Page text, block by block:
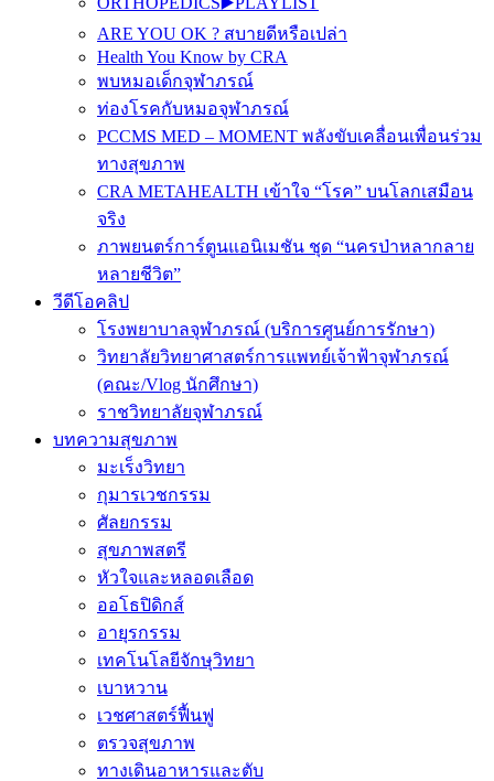
ARE YOU OK ? สบายดีหรือเปล่า
Health You Know by CRA
พบหมอเด็กจุฬาภรณ์
ท่องโรคกับหมอจุฬาภรณ์
PCCMS MED – MOMENT พลังขับเคลื่อนเพื่อนร่วม
ทางสุขภาพ
CRA METAHEALTH เข้าใจ “โรค” บนโลกเสมือน
จริง
ภาพยนตร์การ์ตูนแอนิเมชัน ชุด “นครป่าหลากลาย
หลายชีวิต”
วีดีโอคลิป
โรงพยาบาลจุฬาภรณ์ (บริการศูนย์การรักษา)
วิทยาลัยวิทยาศาสตร์การแพทย์เจ้าฟ้าจุฬาภรณ์
(คณะ/Vlog นักศึกษา)
ราชวิทยาลัยจุฬาภรณ์
บทความสุขภาพ
มะเร็งวิทยา
กุมารเวชกรรม
ศัลยกรรม
สุขภาพสตรี
หัวใจและหลอดเลือด
ออโธปิดิกส์
อายุรกรรม
เทคโนโลยีจักษุวิทยา
เบาหวาน
เวชศาสตร์ฟื้นฟู
ตรวจสุขภาพ
ทางเดินอาหารและตับ